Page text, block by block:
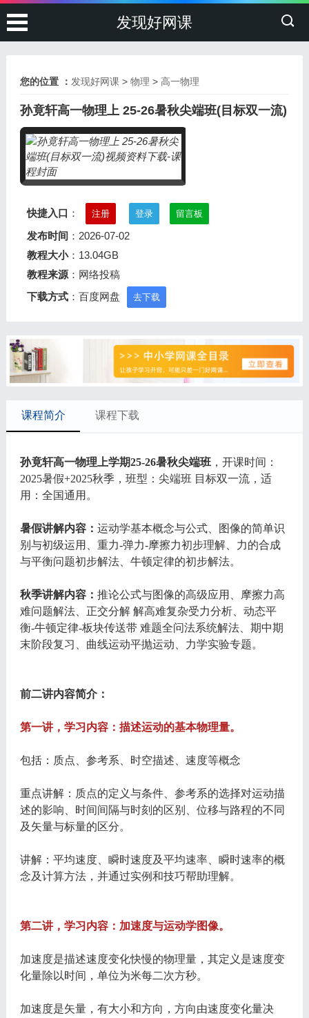
发现好网课
您的位置 ： 发现好网课> 物理 > 高一物理
孙竟轩高一物理上 25-26暑秋尖端班(目标双一流)
快捷入口 ： 注册 登录 留言板
发布时间 ：2026-07-02
教程大小：13.04GB
教程来源：网络投稿
下载方式：百度网盘 去下载
课程简介 课程下载
孙竟轩高一物理上学期25-26暑秋尖端班，开课时间：
2025暑假+2025秋季，班型：尖端班 目标双一流，适
用：全国通用。
暑假讲解内容： 运动学基本概念与公式、图像的简单识
别与初级运用、重力-弹力-摩擦力初步理解、力的合成
与平衡问题初步解法、牛顿定律的初步解法。
秋季讲解内容： 推论公式与图像的高级应用、摩擦力高
难问题解法、正交分解 解高难复杂受力分析、动态平
衡-牛顿定律-板块传送带 难题全问法系统解法、期中期
末阶段复习、曲线运动平抛运动、力学实验专题。
前二讲内容简介：
第一讲，学习内容：描述运动的基本物理量。
包括：质点、参考系、时空描述、速度等概念
重点讲解：质点的定义与条件、参考系的选择对运动描
述的影响、时间间隔与时刻的区别、位移与路程的不同
及矢量与标量的区分。
讲解：平均速度、瞬时速度及平均速率、瞬时速率的概
念及计算方法，并通过实例和技巧帮助理解。
第二讲，学习内容：加速度与运动学图像。
加速度是描述速度变化快慢的物理量，其定义是速度变
化量除以时间，单位为米每二次方秒。
加速度是矢量，有大小和方向，方向由速度变化量决